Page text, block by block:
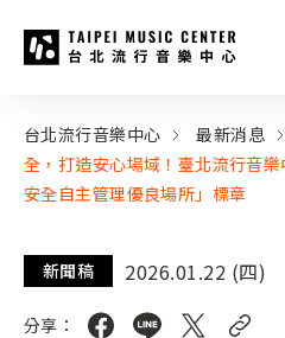
:::
台北流行音樂中心 最新消息
全，打造安心場域！臺北流行音
安全自主管理優良場所」標章
新聞稿 2026.01.22 (四)
分享：